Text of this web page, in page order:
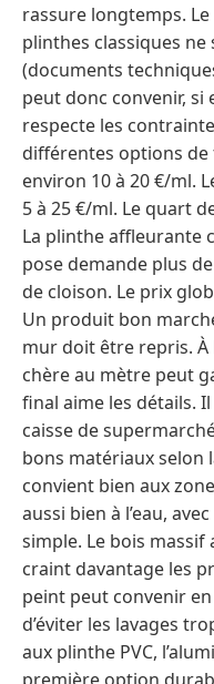
rassure longtemps.
plinthes classiques ne
(documents
peut donc convenir,
respecte les
différentes options
environ 10 à 20 €/ml.
5 à 25 €/ml. Le quart
La plinthe affleurante
pose demande plus
de cloison. Le prix
Un produit bon
mur doit être repris. À
chère au mètre peut
final aime les détails.
caisse de
bons matériaux selon
convient bien aux
aussi bien à l’eau,
simple. Le bois massif
craint davantage les
peint peut convenir
d’éviter les lavages
aux plinthe PVC,